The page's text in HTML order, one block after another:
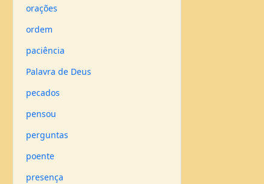
orações
ordem
paciência
Palavra de Deus
pecados
pensou
perguntas
poente
presença